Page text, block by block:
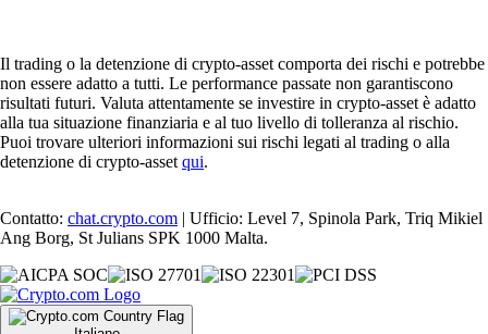
Il trading o la detenzione di crypto-asset comporta dei rischi e potrebbe
non essere adatto a tutti. Le performance passate non garantiscono
risultati futuri. Valuta attentamente se investire in crypto-asset è adatto
alla tua situazione finanziaria e al tuo livello di tolleranza al rischio.
Puoi trovare ulteriori informazioni sui rischi legati al trading o alla
detenzione di crypto-asset qui.
Contatto: chat.crypto.com | Ufficio: Level 7, Spinola Park, Triq Mikiel
Ang Borg, St Julians SPK 1000 Malta.